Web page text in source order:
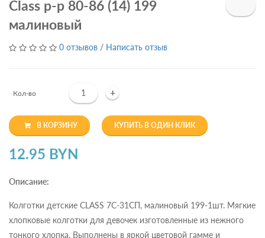
Class р-р 80-86 (14) 199
малиновый
0 отзывов / Написать отзыв
Кол-во +
В КОРЗИНУ КУПИТЬ В ОДИН КЛИК
12.95 BYN
Описание:
Колготки детские CLASS 7С-31СП, малиновый 199-1шт. Мягкие
хлопковые колготки для девочек изготовленные из нежного
тонкого хлопка. Выполнены в яркой цветовой гамме и